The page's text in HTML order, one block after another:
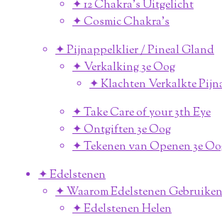
✦ 12 Chakra's Uitgelicht
✦ Cosmic Chakra's
✦ Pijnappelklier / Pineal Gland
✦ Verkalking 3e Oog
✦ Klachten Verkalkte
✦ Take Care of your 3th Eye
✦ Ontgiften 3e Oog
✦ Tekenen van Openen 3e
✦ Edelstenen
✦ Waarom Edelstenen
✦ Edelstenen Helen